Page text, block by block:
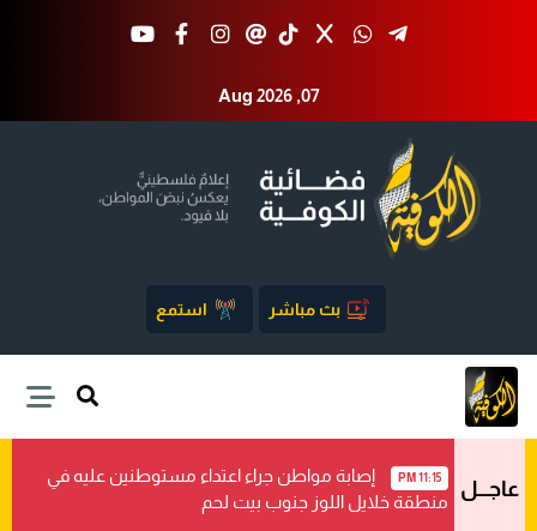
Aug 2026 ,07
بث مباشر استمع
عاجـــل 11:15 PM
إصابة مواطن جراء اعتداء مستوطنين عليه في
منطقة خلايل اللوز جنوب بيت لحم